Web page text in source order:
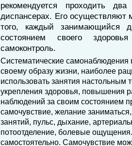
рекомендуется проходить
диспансерах. Его осуществляют
того, каждый занимающийся
состоянием своего
самоконтроль.
Систематические самонаблюдения
своему образу жизни, наиболее
использовать занятия
укрепления здоровья, повышения
наблюдений за своим состоянием
самочувствие, желание
занятий, пульс, дыхание,
потоотделение, болевые
самостоятельно. Самочувствие